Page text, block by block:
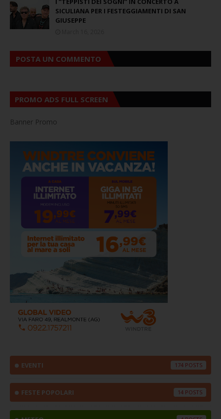
SICULIANA PER I FESTEGGIAMENTI DI SAN
GIUSEPPE
POSTA UN COMMENTO
PROMO ADS FULL SCREEN
Banner Promo
EVENTI 174
FESTE POPOLARI 14